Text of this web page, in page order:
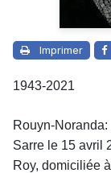
Imprimer
1943-2021
Rouyn-
Sarre le 15 avril
Roy, domiciliée